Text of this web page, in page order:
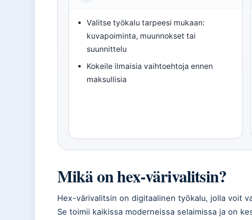
Valitse työkalu tarpeesi mukaan:
kuvapoiminta, muunnokset tai
suunnittelu
Kokeile ilmaisia vaihtoehtoja ennen
maksullisia
Mikä on hex-värivalitsin?
Hex-värivalitsin on digitaalinen työkalu, jolla voit
Se toimii kaikissa moderneissa selaimissa ja on